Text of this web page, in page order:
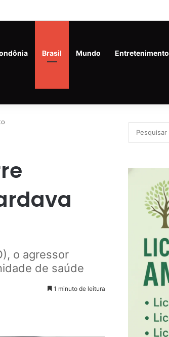
(19%) Lideram Corrida Eleitoral em Rondônia
Brasil Mundo Entretenimento
o agressor
de saúde
1 minuto de leitura